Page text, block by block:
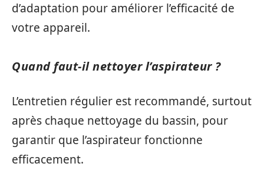
d’adaptation pour améliorer l’efficacité de
votre appareil.
Quand faut-il nettoyer l’aspirateur ?
L’entretien régulier est recommandé, surtout
après chaque nettoyage du bassin, pour
garantir que l’aspirateur fonctionne
efficacement.